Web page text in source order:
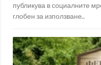
публикува в социалните
глобен за използване..